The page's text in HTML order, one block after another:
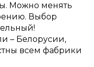
Можно менять
Выбор
– Белорусии,
всем фабрики